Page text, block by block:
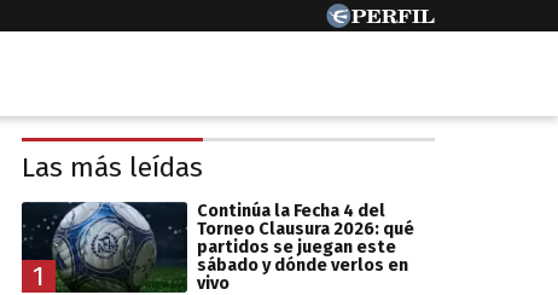
Las más leídas
1
Continúa la Fecha 4 del
Torneo Clausura 2026: qué
partidos se juegan este
sábado y dónde verlos en
vivo